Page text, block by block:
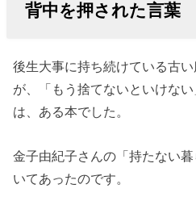
背中を押された言葉
後生大事に持ち続けている古
が、「もう捨てないといけな
は、ある本でした。
金子由紀子さんの「持たない
いてあったのです。